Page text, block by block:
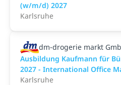
(w/m/d) 2027
Karlsruhe
dm-drogerie markt
Ausbildung Kaufmann für
2027 - International Office
Karlsruhe